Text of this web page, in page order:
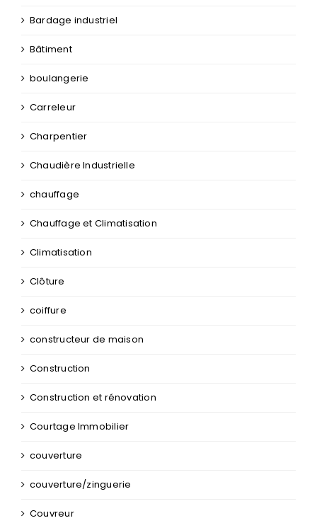
Bâtiment
boulangerie
Carreleur
Charpentier
Chaudière Industrielle
chauffage
Chauffage et Climatisation
Climatisation
Clôture
coiffure
constructeur de maison
Construction
Construction et rénovation
Courtage Immobilier
couverture
couverture/zinguerie
Couvreur
Désinfection